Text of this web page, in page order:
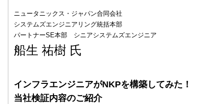
ニュータニックス・ジャパン合同会社
システムズエンジニアリング統括本部
パートナーSE本部 シニアシステムズエンジニア
船生 祐樹 氏
インフラエンジニアがNKPを構築してみた！
当社検証内容のご紹介